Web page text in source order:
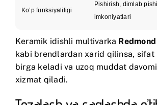
Ko’p funksiyaliligi
Pishirish, dimlab
imkoniyatlari
Keramik idishli multivarka Redmond
kabi brendlardan xarid qilinsa,
birga keladi va uzoq muddat
xizmat qiladi.